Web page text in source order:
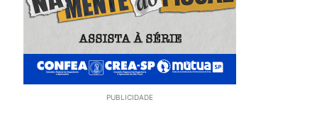
PUBLICIDADE